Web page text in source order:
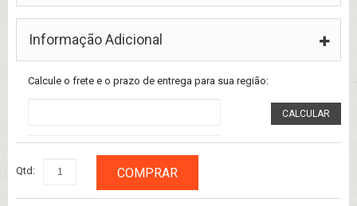
Informação Adicional
Calcule o frete e o prazo de entrega para sua região:
CALCULAR
Qtd: COMPRAR